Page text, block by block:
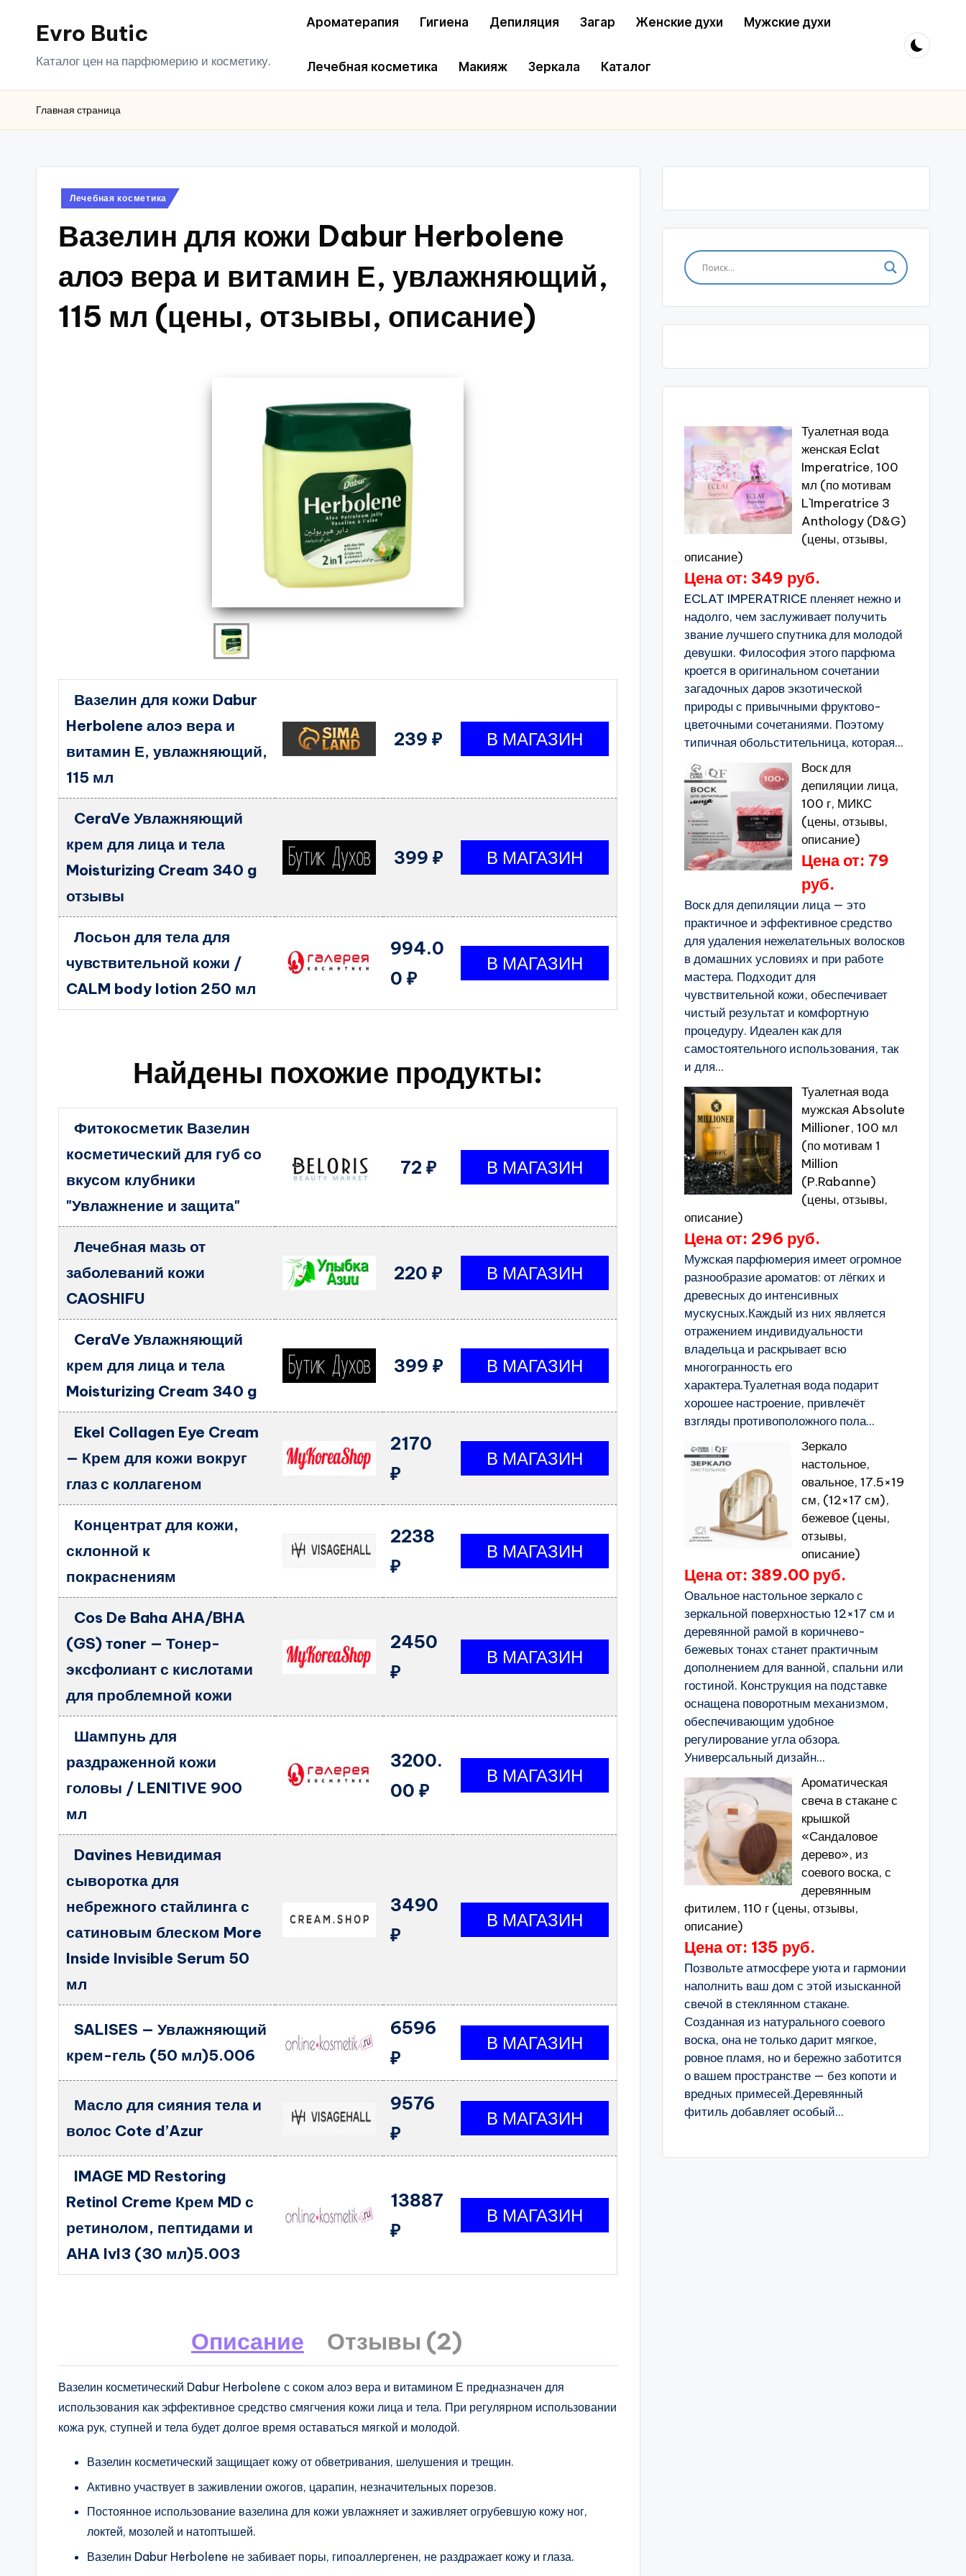
ПерейтиEvro Butic
Каталог цен на парфюмерию и косметику.
Ароматерапия Гигиена Депиляция Загар Женские духи Мужские духи
Лечебная косметика Макияж Зеркала Каталог
Главная страница
Опубликовано
Лечебная косметика
Вазелин для кожи Dabur Herbolene
алоэ вера и витамин Е, увлажняющий,
115 мл (цены, отзывы, описание)
Вазелин для кожи Dabur
Herbolene алоэ вера и
витамин Е, увлажняющий,
115 мл
239 ₽
CeraVe Увлажняющий
крем для лица и тела
Moisturizing Cream 340 g
отзывы
399 ₽
Лосьон для тела для
чувствительной кожи /
CALM body lotion 250 мл
994.0
0 ₽
Найдены похожие продукты:
Фитокосметик Вазелин
косметический для губ со
вкусом клубники
"Увлажнение и защита"
72 ₽
Лечебная мазь от
заболеваний кожи
CAOSHIFU
220 ₽
CeraVe Увлажняющий
крем для лица и тела
Moisturizing Cream 340 g
399 ₽
Ekel Collagen Eye Cream
— Крем для кожи вокруг
глаз с коллагеном
2170
₽
Концентрат для кожи,
склонной к
покраснениям
2238
₽
Cos De Baha AHA/BHA
(GS) тoner — Тонер-
эксфолиант с кислотами
для проблемной кожи
2450
₽
Шампунь для
раздраженной кожи
головы / LENITIVE 900
мл
3200.
00 ₽
Davines Невидимая
сыворотка для
небрежного стайлинга с
сатиновым блеском More
Inside Invisible Serum 50
мл
3490
₽
SALISES — Увлажняющий
крем-гель (50 мл)5.006
6596
₽
Масло для сияния тела и
волос Cote d’Azur
9576
₽
IMAGE MD Restoring
Retinol Creme Крем MD с
ретинолом, пептидами и
AHA lvl3 (30 мл)5.003
13887
₽
Описание Отзывы (2)
Вазелин косметический Dabur Herbolene с соком алоэ вера и витамином Е предназначен для
использования как эффективное средство смягчения кожи лица и тела. При регулярном использовании
кожа рук, ступней и тела будет долгое время оставаться мягкой и молодой.
Вазелин косметический защищает кожу от обветривания, шелушения и трещин.
Активно участвует в заживлении ожогов, царапин, незначительных порезов.
Постоянное использование вазелина для кожи увлажняет и заживляет огрубевшую кожу ног,
локтей, мозолей и натоптышей.
Вазелин Dabur Herbolene не забивает поры, гипоаллергенен, не раздражает кожу и глаза.
Туалетная вода
женская Eclat
Imperatrice, 100
мл (по мотивам
L`Imperatrice 3
Anthology (D&G)
(цены, отзывы,
описание)
Цена от: 349 руб.
ECLAT IMPERATRICE пленяет нежно и
надолго, чем заслуживает получить
звание лучшего спутника для молодой
девушки. Философия этого парфюма
кроется в оригинальном сочетании
загадочных даров экзотической
природы с привычными фруктово-
цветочными сочетаниями. Поэтому
типичная обольстительница, которая...
Воск для
депиляции лица,
100 г, МИКС
(цены, отзывы,
описание)
Цена от: 79
руб.
Воск для депиляции лица — это
практичное и эффективное средство
для удаления нежелательных волосков
в домашних условиях и при работе
мастера. Подходит для
чувствительной кожи, обеспечивает
чистый результат и комфортную
процедуру. Идеален как для
самостоятельного использования, так
и для...
Туалетная вода
мужская Absolute
Millioner, 100 мл
(по мотивам 1
Million
(P.Rabanne)
(цены, отзывы,
описание)
Цена от: 296 руб.
Мужская парфюмерия имеет огромное
разнообразие ароматов: от лёгких и
древесных до интенсивных
мускусных.Каждый из них является
отражением индивидуальности
владельца и раскрывает всю
многогранность его
характера.Туалетная вода подарит
хорошее настроение, привлечёт
взгляды противоположного пола...
Зеркало
настольное,
овальное, 17.5×19
см, (12×17 см),
бежевое (цены,
отзывы,
описание)
Цена от: 389.00 руб.
Овальное настольное зеркало с
зеркальной поверхностью 12×17 см и
деревянной рамой в коричнево-
бежевых тонах станет практичным
дополнением для ванной, спальни или
гостиной. Конструкция на подставке
оснащена поворотным механизмом,
обеспечивающим удобное
регулирование угла обзора.
Универсальный дизайн...
Ароматическая
свеча в стакане с
крышкой
«Сандаловое
дерево», из
соевого воска, с
деревянным
фитилем, 110 г (цены, отзывы,
описание)
Цена от: 135 руб.
Позвольте атмосфере уюта и гармонии
наполнить ваш дом с этой изысканной
свечой в стеклянном стакане.
Созданная из натурального соевого
воска, она не только дарит мягкое,
ровное пламя, но и бережно заботится
о вашем пространстве — без копоти и
вредных примесей.Деревянный
фитиль добавляет особый...